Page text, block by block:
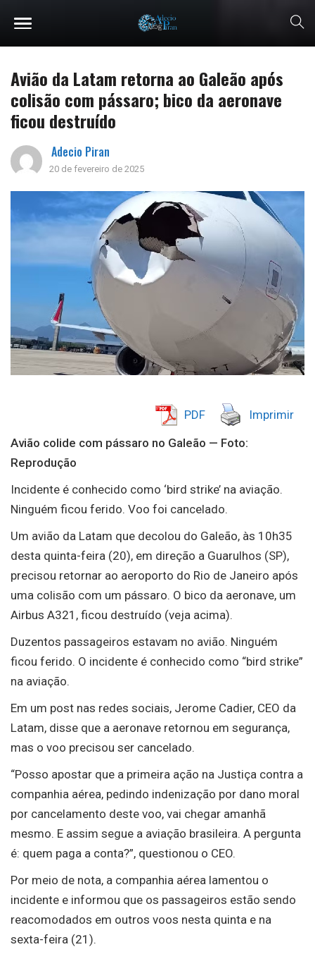
Avião da Latam retorna ao Galeão após
colisão com pássaro; bico da aeronave
ficou destruído
Adecio Piran
20 de fevereiro de 2025
PDF Imprimir
Avião colide com pássaro no Galeão — Foto:
Reprodução
Incidente é conhecido como ‘bird strike’ na aviação.
Ninguém ficou ferido. Voo foi cancelado.
Um avião da Latam que decolou do Galeão, às 10h35
desta quinta-feira (20), em direção a Guarulhos (SP),
precisou retornar ao aeroporto do Rio de Janeiro após
uma colisão com um pássaro. O bico da aeronave, um
Airbus A321, ficou destruído (veja acima).
Duzentos passageiros estavam no avião. Ninguém
ficou ferido. O incidente é conhecido como “bird strike”
na aviação.
Em um post nas redes sociais, Jerome Cadier, CEO da
Latam, disse que a aeronave retornou em segurança,
mas o voo precisou ser cancelado.
“Posso apostar que a primeira ação na Justiça contra a
companhia aérea, pedindo indenização por dano moral
por cancelamento deste voo, vai chegar amanhã
mesmo. E assim segue a aviação brasileira. A pergunta
é: quem paga a conta?”, questionou o CEO.
Por meio de nota, a companhia aérea lamentou o
incidente e informou que os passageiros estão sendo
reacomodados em outros voos nesta quinta e na
sexta-feira (21).